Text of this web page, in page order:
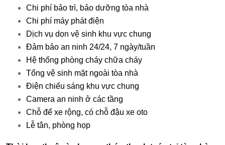
Chi phí bảo trì, bảo dưỡng tòa nhà
Chi phí máy phát điện
Dịch vụ dọn vệ sinh khu vực chung
Đảm bảo an ninh 24/24, 7 ngày/tuần
Hệ thống phòng cháy chữa cháy
Tổng vệ sinh mặt ngoài tòa nhà
Điện chiếu sáng khu vực chung
Camera an ninh ở các tầng
Chỗ để xe rộng, có chỗ đậu xe oto
Lễ tân, phòng họp